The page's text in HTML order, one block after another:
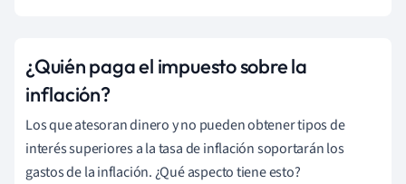
¿Quién paga el impuesto sobre la
inflación?
Los que atesoran dinero y no pueden obtener tipos de
interés superiores a la tasa de inflación soportarán los
gastos de la inflación. ¿Qué aspecto tiene esto?